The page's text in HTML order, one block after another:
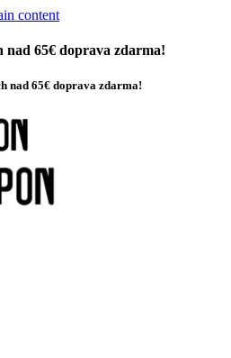
content
nad 65€ doprava zdarma!
nad 65€ doprava zdarma!